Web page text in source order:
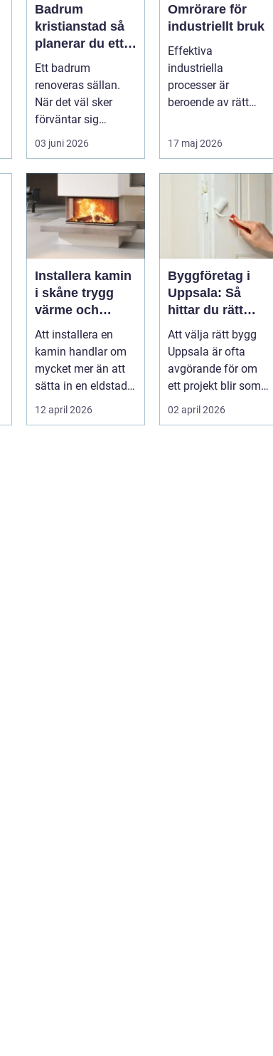
Badrum
kristianstad så
planerar du ett
tryggt och
badrumsprojekt
Ett badrum
renoveras sällan.
När det väl sker
förväntar sig
många att resultatet
ska hålla i 2030 år...
03 juni 2026
Omrörare för
industriellt bruk
Effektiva
industriella
processer är
beroende av rätt
omrörare spelar ...
17 maj 2026
Installera kamin
i skåne trygg
värme och
smart
investering
Att installera en
kamin handlar om
mycket mer än att
sätta in en eldstad.
En väl planerad
installati...
12 april 2026
Byggföretag i
Uppsala: Så
hittar du rätt
partner för ditt
projekt
Att välja rätt bygg
Uppsala är ofta
avgörande för om
ett projekt blir som
02 april 2026